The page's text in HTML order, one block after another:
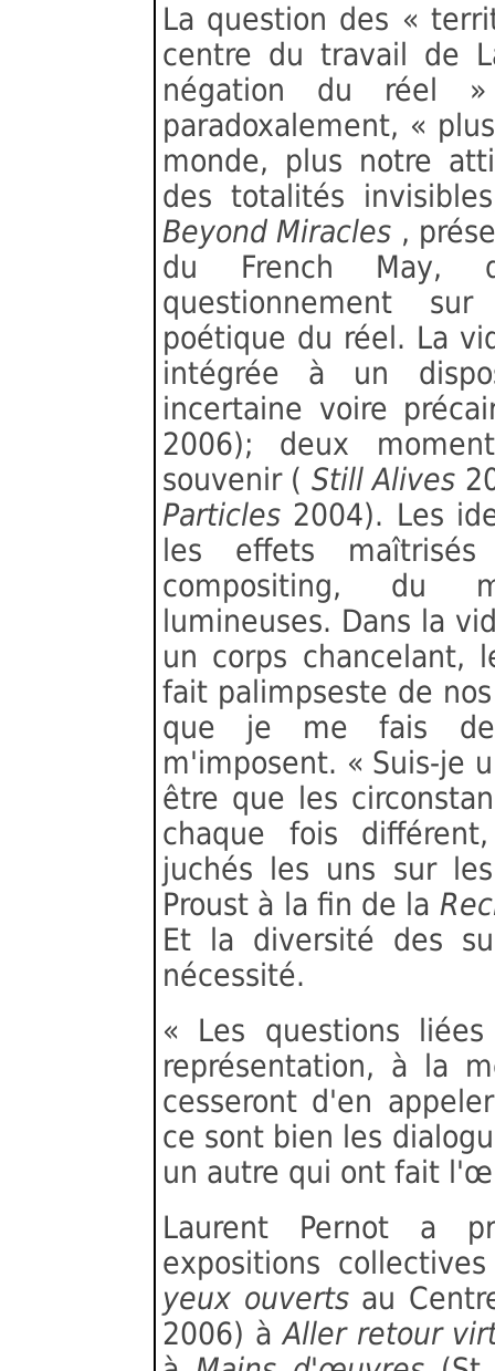
La question des «
centre du travail de
négation du réel
paradoxalement, «
monde, plus notre
des totalités
Beyond Miracles ,
du French May,
questionnement
poétique du réel. La
intégrée à un
incertaine voire
2006); deux
souvenir ( Still Alives
Particles 2004). Les
les effets
compositing, du
lumineuses. Dans la
un corps chancelant,
fait palimpseste de
que je me fais
m'imposent. « Suis-je
être que les
chaque fois
juchés les uns sur
Proust à la fin de la
Et la diversité des
nécessité.
« Les questions
représentation, à la
cesseront d'en
ce sont bien les
un autre qui ont fait
Laurent Pernot a
expositions
yeux ouverts au
2006) àAller retour